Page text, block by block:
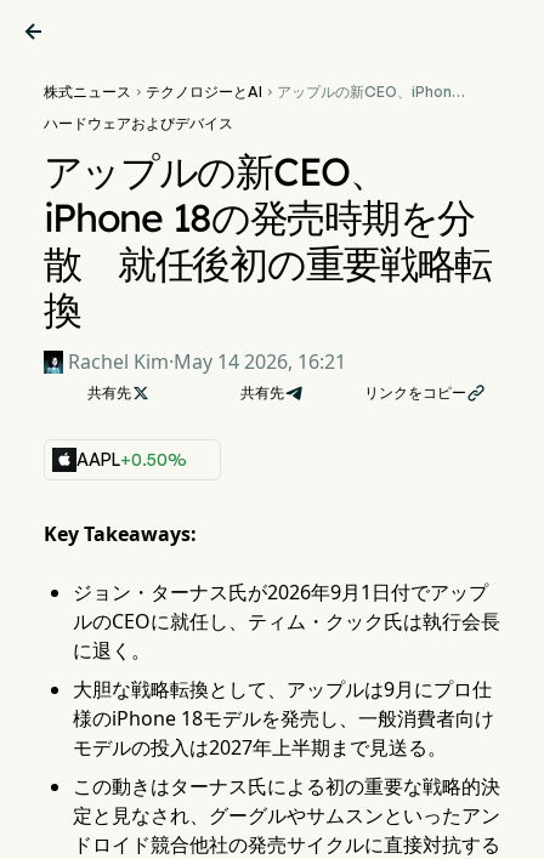

株式ニュース  テクノロジーとAI  アップルの新CEO、iPhone
ハードウェアおよびデバイス
アップルの新CEO、
iPhone 18の発売時期を分
散 就任後初の重要戦略転
換
Rachel Kim·May 14 2026, 16:21
共有先 共有先 リンクをコピー
AAPL+0.50%
Key Takeaways:
ジョン・ターナス氏が2026年9月1日付でアップ
ルのCEOに就任し、ティム・クック氏は執行会長
に退く。
大胆な戦略転換として、アップルは9月にプロ仕
様のiPhone 18モデルを発売し、一般消費者向け
モデルの投入は2027年上半期まで見送る。
この動きはターナス氏による初の重要な戦略的決
定と見なされ、グーグルやサムスンといったアン
ドロイド競合他社の発売サイクルに直接対抗する